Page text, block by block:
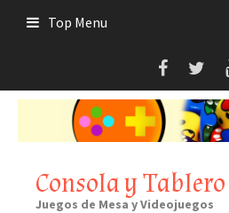
Top Menu
Consola y Tablero
Juegos de Mesa y Videojuegos